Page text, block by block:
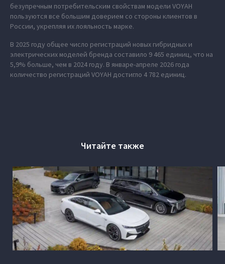
безупречным потребительским свойствам модели VOYAH
пользуются все большим доверием со стороны клиентов в
России, укрепляя их лояльность марке.
В 2025 году общее число регистраций новых гибридных и
электрических моделей бренда составило 9 465 единиц, что на
5,9% больше, чем в 2024 году. В январе-апреле 2026 года
количество регистраций VOYAH достигло 4 782 единиц.
Читайте также